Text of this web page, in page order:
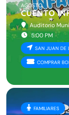
AGOSTO
CUENTO
Auditorio
5:00 PM
SAN JUAN DE
COMPRAR
FAMILIARES